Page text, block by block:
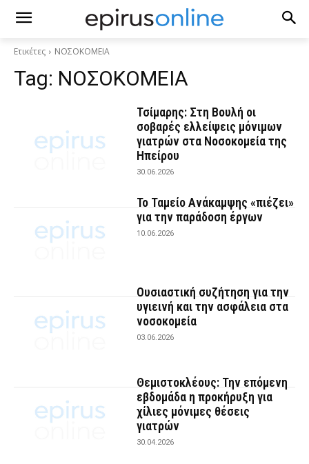
Ετικέτες ΝΟΣΟΚΟΜΕΙΑ
Tag: ΝΟΣΟΚΟΜΕΙΑ
Τσίμαρης: Στη Βουλή οι
σοβαρές ελλείψεις μόνιμων
γιατρών στα Νοσοκομεία της
Ηπείρου
30.06.2026
Το Ταμείο Ανάκαμψης «πιέζει»
για την παράδοση έργων
10.06.2026
Ουσιαστική συζήτηση για την
υγιεινή και την ασφάλεια στα
νοσοκομεία
03.06.2026
Θεμιστοκλέους: Την επόμενη
εβδομάδα η προκήρυξη για
χίλιες μόνιμες θέσεις
γιατρών
30.04.2026